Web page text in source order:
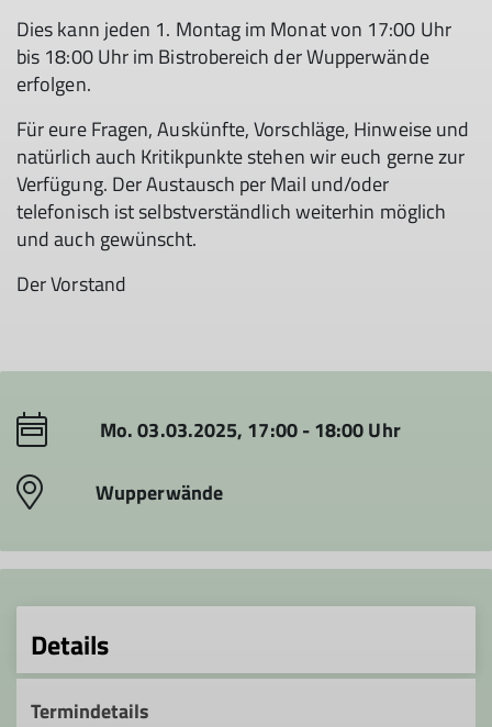
Dies kann jeden 1. Montag im Monat von 17:00 Uhr
bis 18:00 Uhr im Bistrobereich der Wupperwände
erfolgen.
Für eure Fragen, Auskünfte, Vorschläge, Hinweise und
natürlich auch Kritikpunkte stehen wir euch gerne zur
Verfügung. Der Austausch per Mail und/oder
telefonisch ist selbstverständlich weiterhin möglich
und auch gewünscht.
Der Vorstand
Mo. 03.03.2025, 17:00 - 18:00 Uhr
Wupperwände
Details
Termindetails